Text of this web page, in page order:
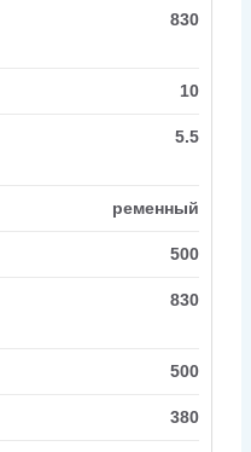
830
10
5.5
ременный
500
830
500
380